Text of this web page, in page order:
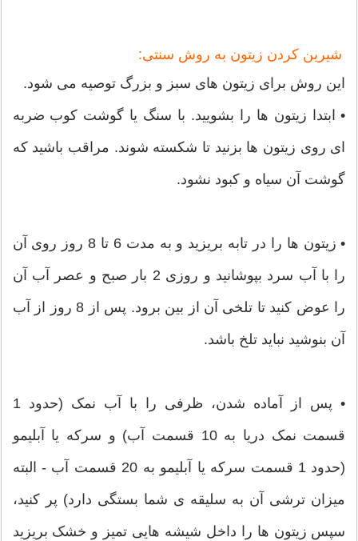
شيرين كردن زيتون به روش سنتی:
این روش برای زیتون های سبز و بزرگ توصیه می شود.
• ابتدا زیتون ها را بشویید. با سنگ یا گوشت کوب ضربه
ای روی زیتون ها بزنید تا شکسته شوند. مراقب باشید که
گوشت آن سیاه و کبود نشود.
• زیتون ها را در تابه بریزید و به مدت 6 تا 8 روز روی آن
را با آب سرد بپوشانید و روزی 2 بار صبح و عصر آب آن
را عوض کنید تا تلخی آن از بین برود. پس از 8 روز از آب
آن بنوشید نباید تلخ باشد.
• پس از آماده شدن، ظرفی را با آب نمک (حدود 1
قسمت نمک دریا به 10 قسمت آب) و سرکه یا آبلیمو
(حدود 1 قسمت سرکه یا آبلیمو به 20 قسمت آب - البته
میزان ترشی آن به سلیقه ی شما بستگی دارد) پر کنید،
سپس زیتون ها را داخل شیشه هایی تمیز و خشک بریزید